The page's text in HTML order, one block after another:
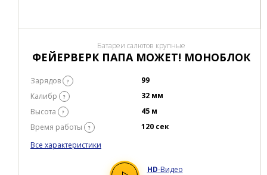
Батареи салютов крупные
ФЕЙЕРВЕРК ПАПА МОЖЕТ! МОНОБЛОК
Зарядов ?
99
Калибр
?
32 мм
Высота
?
45 м
Время работы
?
120 сек
Все характеристики
HD-Видео